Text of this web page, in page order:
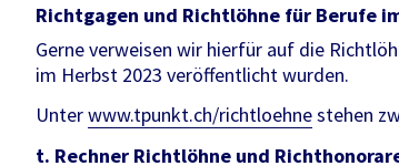
Richtgagen und Richtlöhne für Berufe
Gerne verweisen wir hierfür auf die
im Herbst 2023 veröffentlicht wurden.
Unterwww.tpunkt.ch/richtloehnestehen
t. Rechner Richtlöhne und